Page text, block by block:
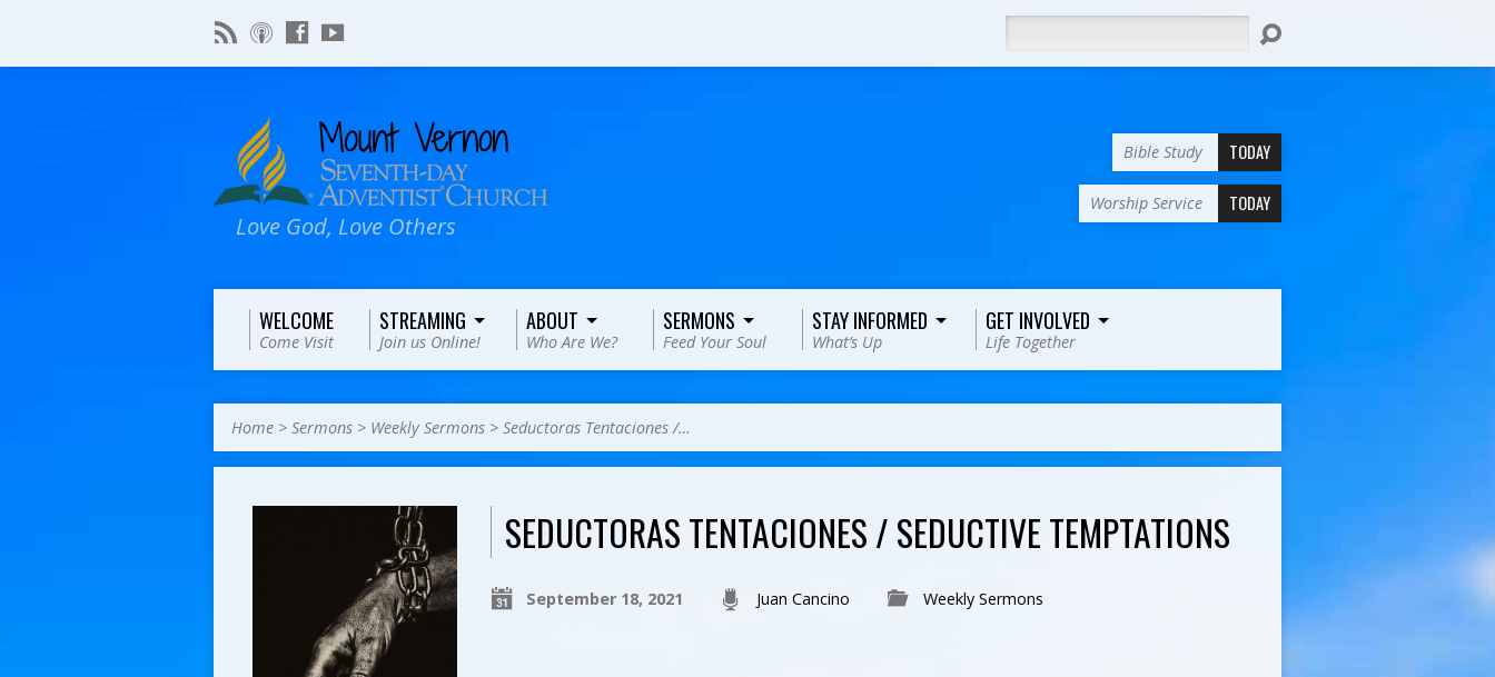
Love God, Love Others
Bible Study TODAY
Worship Service TODAY
WELCOME
Come Visit
STREAMING
Join us Online!
ABOUT
Who Are We?
SERMONS
Feed Your Soul
STAY INFORMED
What’s Up
GET INVOLVED
Life Together
Home > Sermons > Weekly Sermons > Seductoras Tentaciones /…
SEDUCTORAS TENTACIONES / SEDUCTIVE TEMPTATIONS
September 18, 2021 Juan Cancino Weekly Sermons